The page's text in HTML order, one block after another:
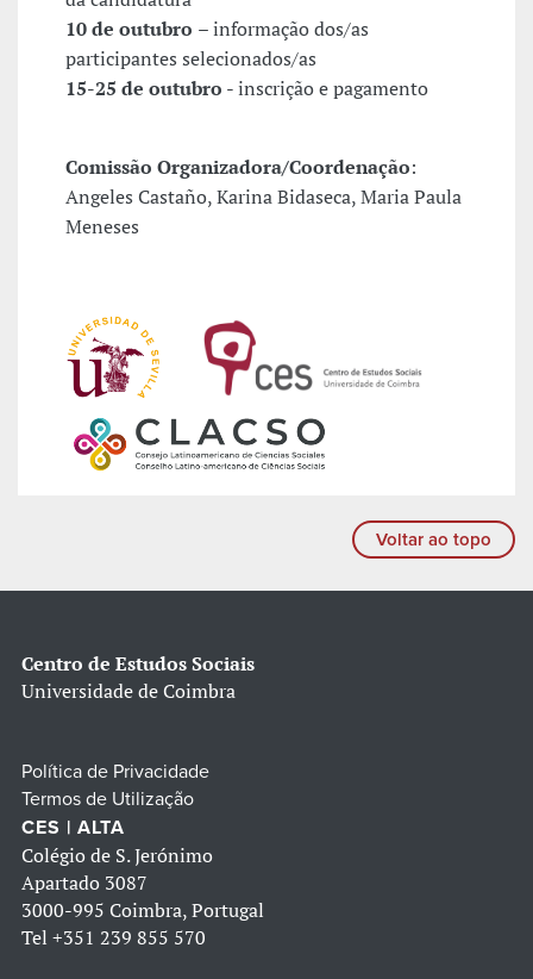
10 de outubro – informação dos/as
participantes selecionados/as
15-25 de outubro - inscrição e pagamento
Comissão Organizadora/Coordenação:
Angeles Castaño, Karina Bidaseca, Maria Paula
Meneses
Voltar ao topo
Centro de Estudos Sociais
Universidade de Coimbra
Política de Privacidade
Termos de Utilização
CES | ALTA
Colégio de S. Jerónimo
Apartado 3087
3000-995 Coimbra, Portugal
Tel +351 239 855 570